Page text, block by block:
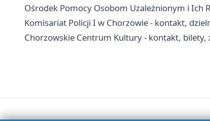
Ośrodek Pomocy Osobom Uzależnionym i Ich
Komisariat Policji I w Chorzowie - kontakt,
Chorzowskie Centrum Kultury - kontakt, bilety,